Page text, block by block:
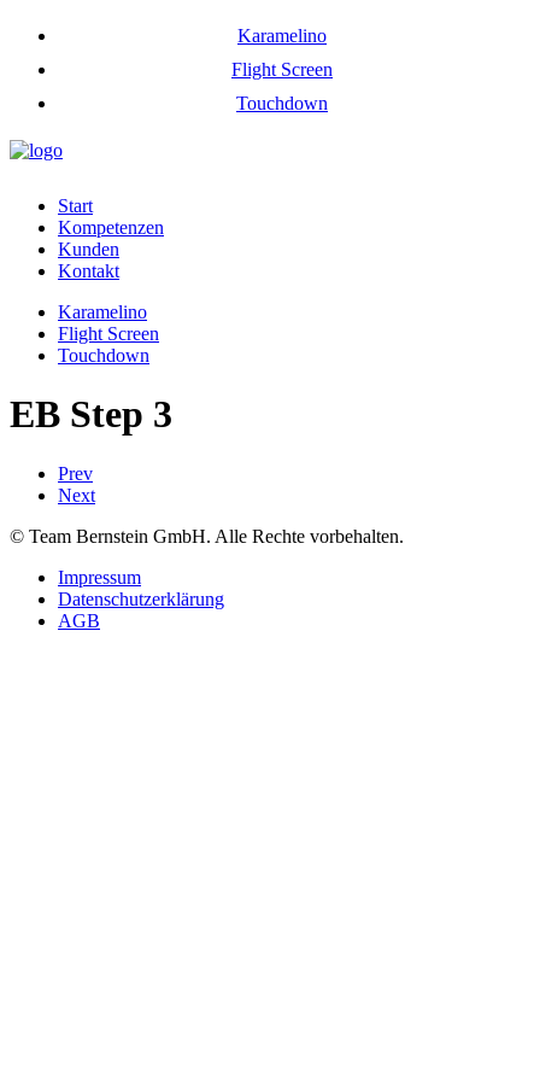
Karamelino
Flight Screen
Touchdown
Start
Kompetenzen
Kunden
Kontakt
Karamelino
Flight Screen
Touchdown
EB Step 3
Prev
Next
© Team Bernstein GmbH. Alle Rechte vorbehalten.
Impressum
Datenschutzerklärung
AGB